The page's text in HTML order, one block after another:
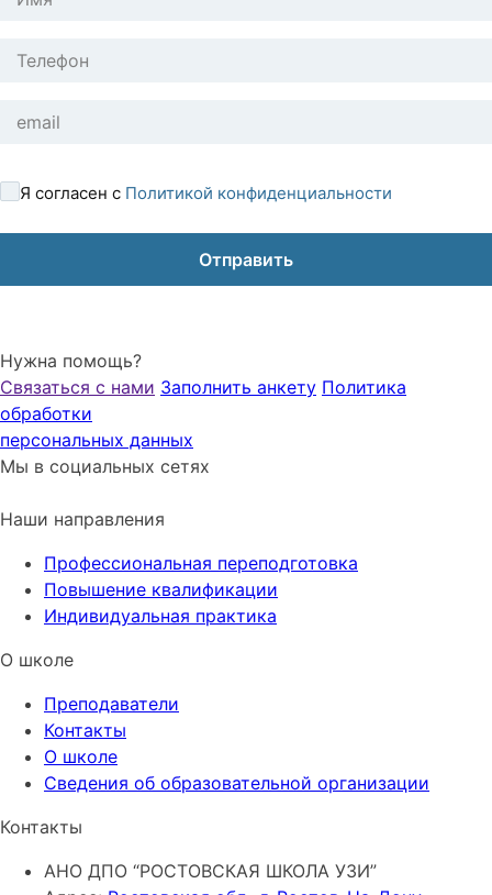
Я согласен с Политикой конфиденциальности
Нужна помощь?
Связаться с нами Заполнить анкету Политика
обработки
персональных данных
Мы в социальных сетях
Наши направления
Профессиональная переподготовка
Повышение квалификации
Индивидуальная практика
О школе
Преподаватели
Контакты
О школе
Сведения об образовательной организации
Контакты
АНО ДПО “РОСТОВСКАЯ ШКОЛА УЗИ”